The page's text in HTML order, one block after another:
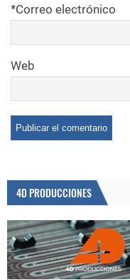
Correo electrónico
*
Web
4D PRODUCCIONES